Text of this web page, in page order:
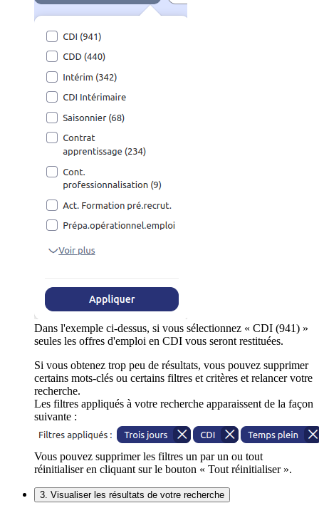
Dans l'exemple ci-dessus, si vous sélectionnez « CDI (941) »
seules les offres d'emploi en CDI vous seront restituées.
Si vous obtenez trop peu de résultats, vous pouvez supprimer
certains mots-clés ou certains filtres et critères et relancer votre
recherche.
Les filtres appliqués à votre recherche apparaissent de la façon
suivante :
Vous pouvez supprimer les filtres un par un ou tout
réinitialiser en cliquant sur le bouton « Tout réinitialiser ».
3. Visualiser les résultats de votre recherche